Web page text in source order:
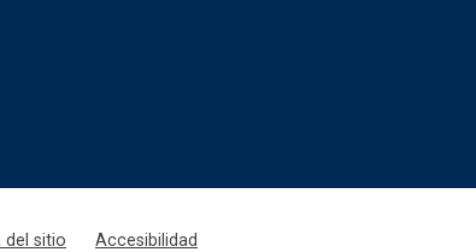
del sitio Accesibilidad